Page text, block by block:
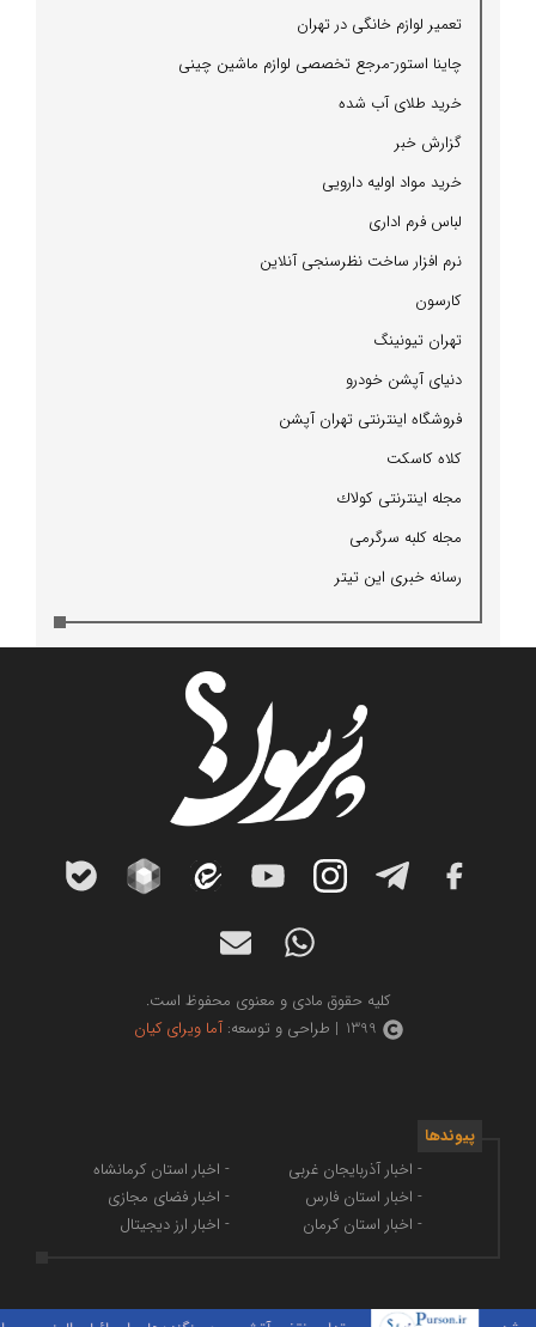
تعمیر لوازم خانگی در تهران
چاینا استور-مرجع تخصصی لوازم ماشین چینی
خرید طلای آب شده
گزارش خبر
خرید مواد اولیه دارویی
لباس فرم اداری
نرم افزار ساخت نظرسنجی آنلاین
كارسون
تهران تیونینگ
دنیای آپشن خودرو
فروشگاه اینترنتی تهران آپشن
كلاه كاسكت
مجله اینترنتی كولاك
مجله كلبه سرگرمی
رسانه خبری این تیتر
کلیه حقوق مادی و معنوی محفوظ است.
1399 | طراحی و توسعه:
آما ویرای کیان
پیوندها
- اخبار آذربایجان غربی
- اخبار استان فارس
- اخبار استان کرمان
- اخبار استان کرمانشاه
- اخبار فضای مجازی
- اخبار ارز دیجیتال